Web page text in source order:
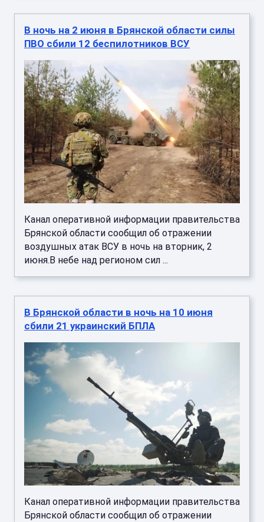
В ночь на 2 июня в Брянской области силы
ПВО сбили 12 беспилотников ВСУ
Канал оперативной информации правительства
Брянской области сообщил об отражении
воздушных атак ВСУ в ночь на вторник, 2
июня.В небе над регионом сил ...
В Брянской области в ночь на 10 июня
сбили 21 украинский БПЛА
Канал оперативной информации правительства
Брянской области сообщил об отражении